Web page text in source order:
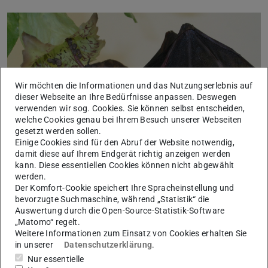
Blütenfledermaus "Glossophaga soricina"
Zurück
Aufgaben der Zoologischen
Sammlung
Die Zoologische Sammlung dient als Anschauungs- und
Wir möchten die Informationen und das Nutzungserlebnis auf
dieser Webseite an Ihre Bedürfnisse anpassen. Deswegen
verwenden wir sog. Cookies. Sie können selbst entscheiden,
welche Cookies genau bei Ihrem Besuch unserer Webseiten
gesetzt werden sollen.
Einige Cookies sind für den Abruf der Website notwendig,
damit diese auf Ihrem Endgerät richtig anzeigen werden
kann. Diese essentiellen Cookies können nicht abgewählt
werden.
Der Komfort-Cookie speichert Ihre Spracheinstellung und
bevorzugte Suchmaschine, während „Statistik“ die
Auswertung durch die Open-Source-Statistik-Software
„Matomo“ regelt.
Weitere Informationen zum Einsatz von Cookies erhalten Sie
in unserer
Datenschutzerklärung.
Nur essentielle